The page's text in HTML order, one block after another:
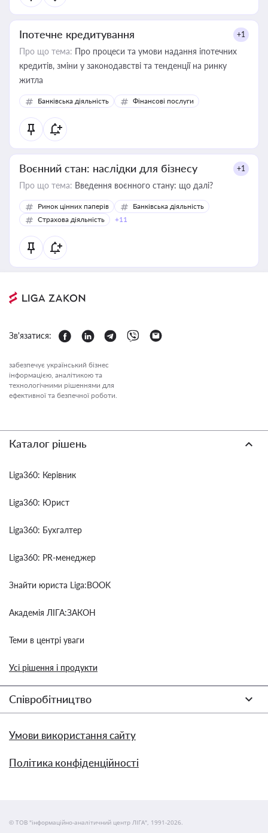
Іпотечне кредитування +1
Про що тема: Про процеси та умови надання іпотечних
кредитів, зміни у законодавстві та тенденції на ринку
житла
Банківська діяльність Фінансові послуги
Воєнний стан: наслідки для бізнесу +1
Про що тема: Введення воєнного стану: що далі?
Ринок цінних паперів
Банківська діяльність
Страхова діяльність
+11
Зв'язатися:
забезпечує український бізнес
інформацією, аналітикою та
технологічними рішеннями для
ефективної та безпечної роботи.
Каталог рішень
Liga360: Керівник
Liga360: Юрист
Liga360: Бухгалтер
Liga360: PR-менеджер
Знайти юриста Liga:BOOK
Академія ЛІГА:ЗАКОН
Теми в центрі уваги
Усі рішення і продукти
Співробітництво
Умови використання сайту
Політика конфіденційності
© ТОВ "інформаційно-аналітичний центр ЛІГА", 1991-2026.